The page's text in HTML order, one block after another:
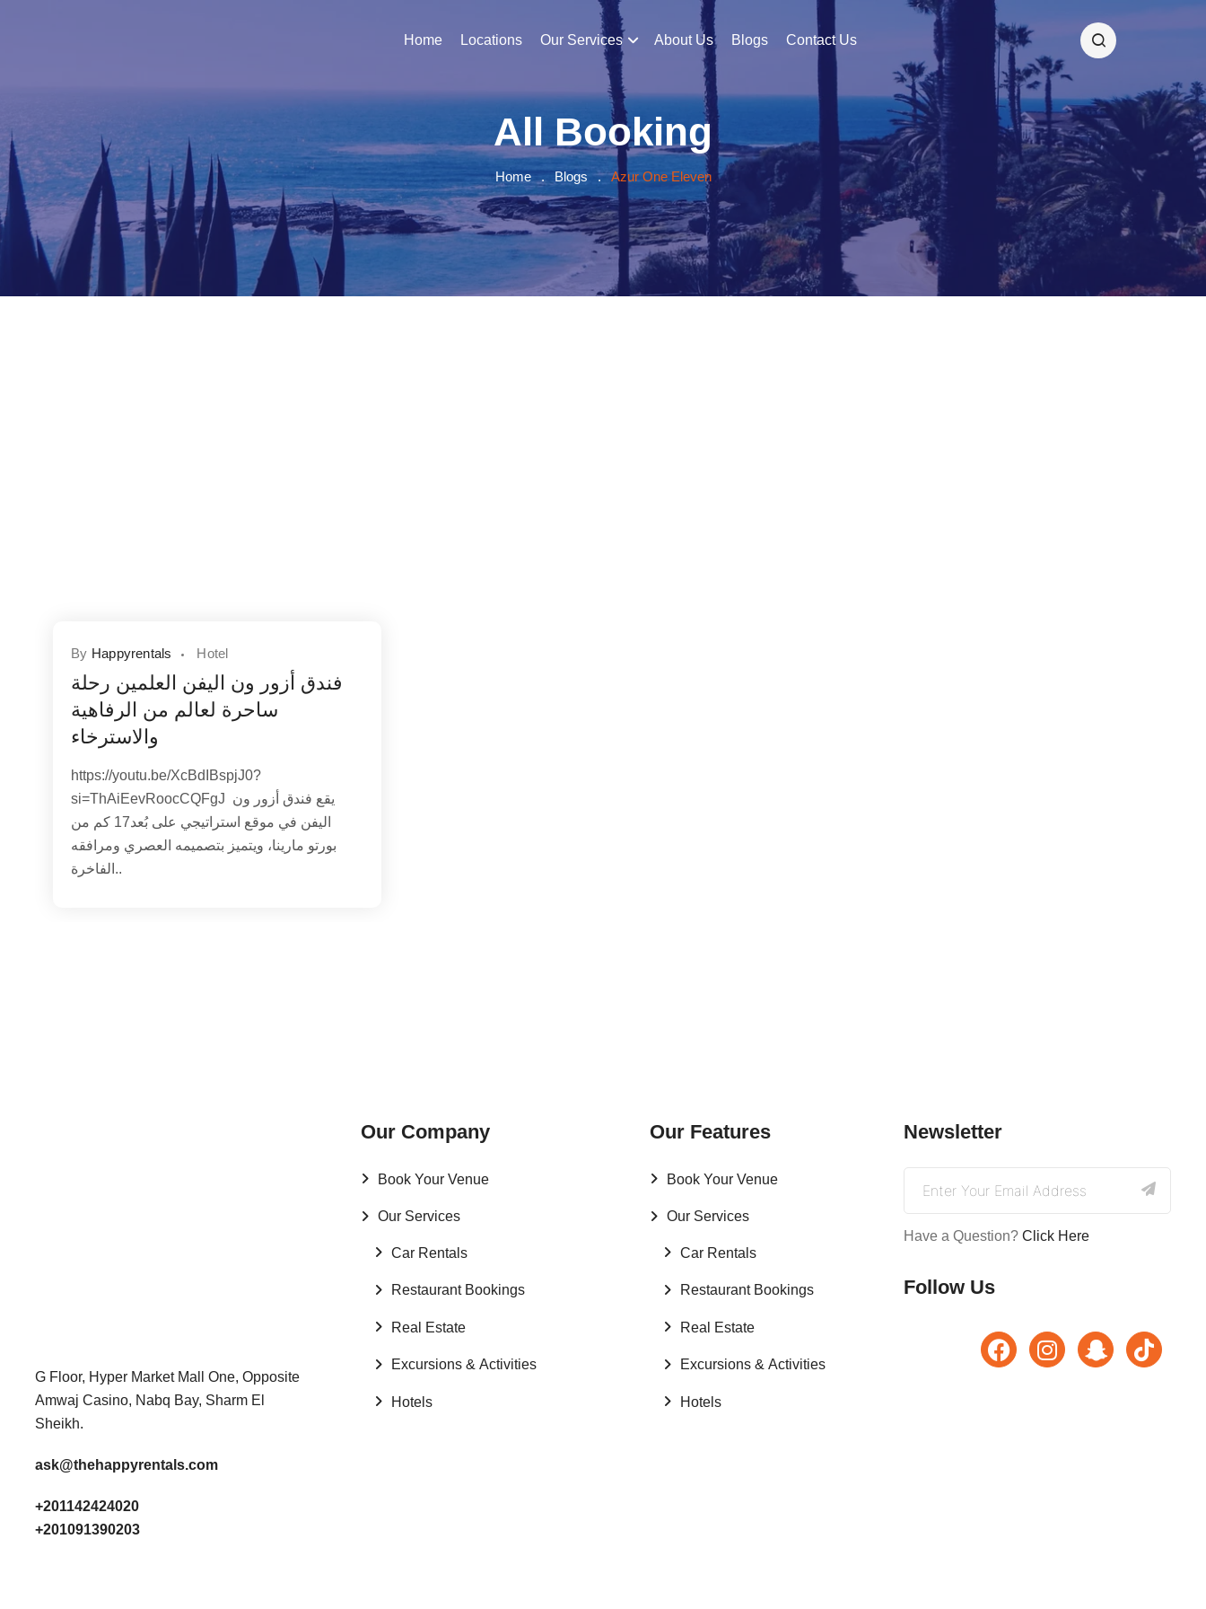
Home Locations Our Services About Us Blogs Contact Us
All Booking
Home . Blogs . Azur One Eleven
By Happyrentals Hotel
فندق أزور ون اليفن العلمين رحلة
ساحرة لعالم من الرفاهية
والاسترخاء
https://youtu.be/XcBdIBspjJ0?
si=ThAiEevRoocCQFgJ يقع فندق أزور ون
اليفن في موقع استراتيجي على بُعد17 كم من
بورتو مارينا، ويتميز بتصميمه العصري ومرافقه
الفاخرة..
G Floor, Hyper Market Mall One, Opposite
Amwaj Casino, Nabq Bay, Sharm El
Sheikh.
ask@thehappyrentals.com
+201142424020
+201091390203
Our Company
Book Your Venue
Our Services
Car Rentals
Restaurant Bookings
Real Estate
Excursions & Activities
Hotels
Our Features
Book Your Venue
Our Services
Car Rentals
Restaurant Bookings
Real Estate
Excursions & Activities
Hotels
Newsletter
Have a Question? Click Here
Follow Us